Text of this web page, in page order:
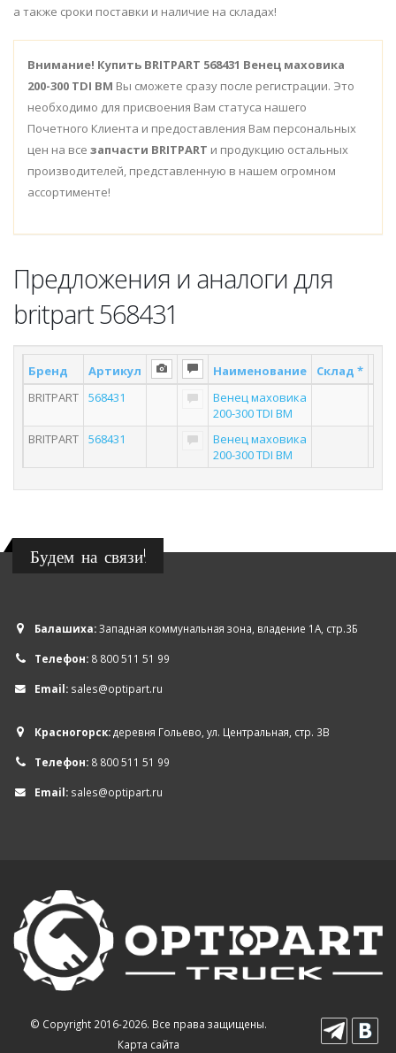
а также сроки поставки и наличие на складах!
Внимание! Купить BRITPART 568431 Венец маховика
200-300 TDI BM Вы сможете сразу после регистрации. Это
необходимо для присвоения Вам статуса нашего
Почетного Клиента и предоставления Вам персональных
цен на все запчасти BRITPART и продукцию остальных
производителей, представленную в нашем огромном
ассортименте!
Предложения и аналоги для
britpart 568431
Бренд Артикул Наименование Склад *
BRITPART
568431
Венец маховика
200-300 TDI BM
BRITPART
568431
Венец маховика
200-300 TDI BM
Будем на связи!
Балашиха:Западная коммунальная зона, владение 1А, стр.3Б
Телефон: 8 800 511 51 99
Email: sales@optipart.ru
Красногорск:деревня Гольево, ул. Центральная, стр. 3В
Телефон: 8 800 511 51 99
Email: sales@optipart.ru
© Copyright 2016-2026. Все права защищены.
Карта сайта